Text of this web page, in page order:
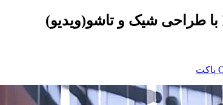
پاکت